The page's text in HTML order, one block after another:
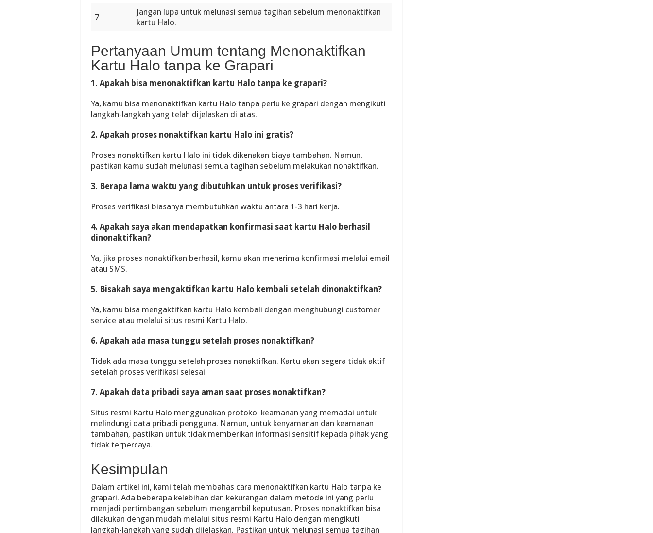
7
Jangan lupa untuk melunasi semua tagihan sebelum menonaktifkan
kartu Halo.
Pertanyaan Umum tentang Menonaktifkan
Kartu Halo tanpa ke Grapari
1. Apakah bisa menonaktifkan kartu Halo tanpa ke grapari?
Ya, kamu bisa menonaktifkan kartu Halo tanpa perlu ke grapari dengan mengikuti
langkah-langkah yang telah dijelaskan di atas.
2. Apakah proses nonaktifkan kartu Halo ini gratis?
Proses nonaktifkan kartu Halo ini tidak dikenakan biaya tambahan. Namun,
pastikan kamu sudah melunasi semua tagihan sebelum melakukan nonaktifkan.
3. Berapa lama waktu yang dibutuhkan untuk proses verifikasi?
Proses verifikasi biasanya membutuhkan waktu antara 1-3 hari kerja.
4. Apakah saya akan mendapatkan konfirmasi saat kartu Halo berhasil
dinonaktifkan?
Ya, jika proses nonaktifkan berhasil, kamu akan menerima konfirmasi melalui email
atau SMS.
5. Bisakah saya mengaktifkan kartu Halo kembali setelah dinonaktifkan?
Ya, kamu bisa mengaktifkan kartu Halo kembali dengan menghubungi customer
service atau melalui situs resmi Kartu Halo.
6. Apakah ada masa tunggu setelah proses nonaktifkan?
Tidak ada masa tunggu setelah proses nonaktifkan. Kartu akan segera tidak aktif
setelah proses verifikasi selesai.
7. Apakah data pribadi saya aman saat proses nonaktifkan?
Situs resmi Kartu Halo menggunakan protokol keamanan yang memadai untuk
melindungi data pribadi pengguna. Namun, untuk kenyamanan dan keamanan
tambahan, pastikan untuk tidak memberikan informasi sensitif kepada pihak yang
tidak terpercaya.
Kesimpulan
Dalam artikel ini, kami telah membahas cara menonaktifkan kartu Halo tanpa ke
grapari. Ada beberapa kelebihan dan kekurangan dalam metode ini yang perlu
menjadi pertimbangan sebelum mengambil keputusan. Proses nonaktifkan bisa
dilakukan dengan mudah melalui situs resmi Kartu Halo dengan mengikuti
langkah-langkah yang sudah dijelaskan. Pastikan untuk melunasi semua tagihan